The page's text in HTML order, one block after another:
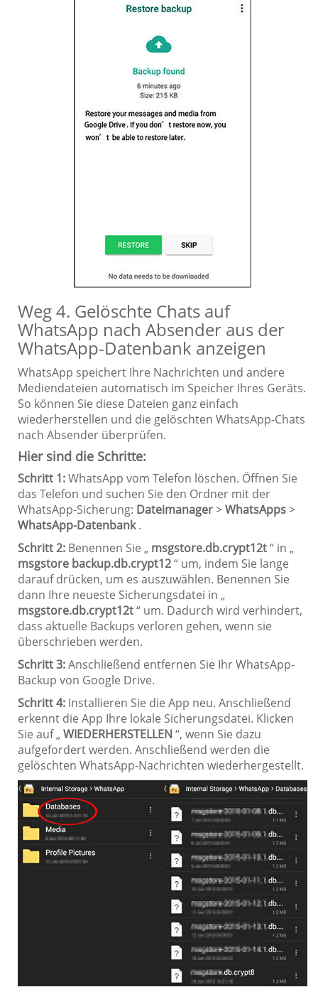
Weg 4. Gelöschte Chats auf
WhatsApp nach Absender aus der
WhatsApp-Datenbank anzeigen
WhatsApp speichert Ihre Nachrichten und andere
Mediendateien automatisch im Speicher Ihres Geräts.
So können Sie diese Dateien ganz einfach
wiederherstellen und die gelöschten WhatsApp-Chats
nach Absender überprüfen.
Hier sind die Schritte:
Schritt 1:WhatsApp vom Telefon löschen. Öffnen Sie
das Telefon und suchen Sie den Ordner mit der
WhatsApp-Sicherung: Dateimanager>WhatsApps>
WhatsApp-Datenbank.
Schritt 2: Benennen Sie „ msgstore.db.crypt12t“ in „
msgstore backup.db.crypt12“ um, indem Sie lange
darauf drücken, um es auszuwählen. Benennen Sie
dann Ihre neueste Sicherungsdatei in „
msgstore.db.crypt12t“ um. Dadurch wird verhindert,
dass aktuelle Backups verloren gehen, wenn sie
überschrieben werden.
Schritt 3:Anschließend entfernen Sie Ihr WhatsApp-
Backup von Google Drive.
Schritt 4: Installieren Sie die App neu. Anschließend
erkennt die App Ihre lokale Sicherungsdatei. Klicken
Sie auf „WIEDERHERSTELLEN“, wenn Sie dazu
aufgefordert werden. Anschließend werden die
gelöschten WhatsApp-Nachrichten wiederhergestellt.